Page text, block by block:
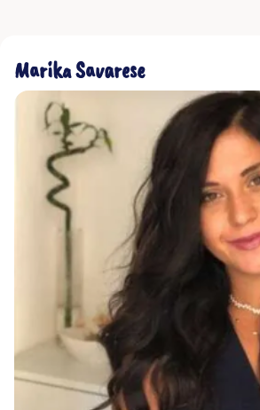
Il nostro network
La nostra comunità
Marika Savarese